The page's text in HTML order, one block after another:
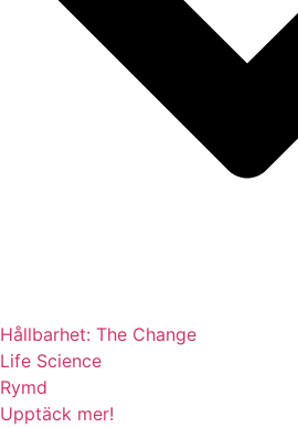
Hållbarhet: The Change
Life Science
Rymd
Upptäck mer!